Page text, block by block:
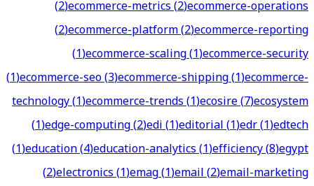
(2)ecommerce-metrics(2)ecommerce-operations
(2)ecommerce-platform(2)ecommerce-reporting
(1)ecommerce-scaling(1)ecommerce-security
(1)ecommerce-seo(3)ecommerce-shipping(1)ecommerce-
technology(1)ecommerce-trends(1)ecosire(7)ecosystem
(1)edge-computing(2)edi(1)editorial(1)edr(1)edtech
(1)education(4)education-analytics(1)efficiency(8)egypt
(2)electronics(1)emag(1)email(2)email-marketing